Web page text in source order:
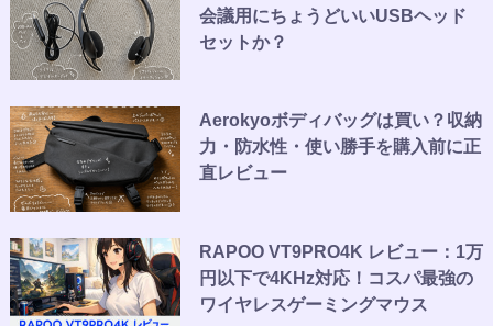
会議用にちょうどいいUSBヘッド
セットか？
Aerokyoボディバッグは買い？収納
力・防水性・使い勝手を購入前に正
直レビュー
RAPOO VT9PRO4K レビュー：1万
円以下で4KHz対応！コスパ最強の
ワイヤレスゲーミングマウス